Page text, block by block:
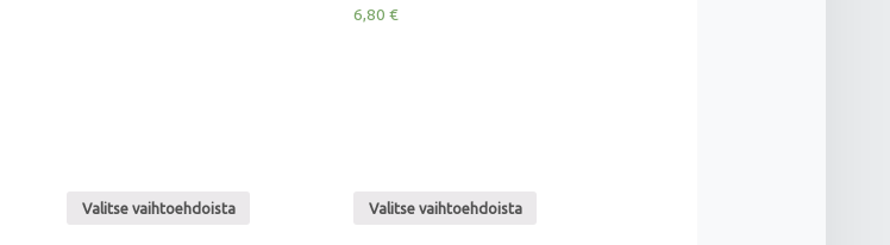
Valitse vaihtoehdoista
6,80 €
Valitse vaihtoehdoista